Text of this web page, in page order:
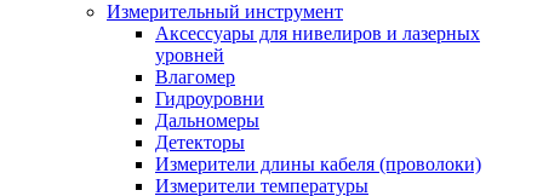
Измерительный инструмент
Аксессуары для нивелиров и лазерных
уровней
Влагомер
Гидроуровни
Дальномеры
Детекторы
Измерители длины кабеля (проволоки)
Измерители температуры